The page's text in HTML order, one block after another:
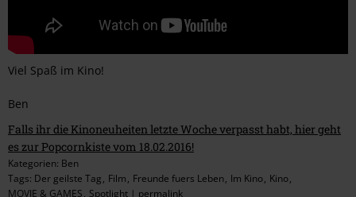
Viel Spaß im Kino!
Ben
Falls ihr die Kinoneuheiten letzte Woche verpasst habt, hier geht
es zur Popcornkiste vom 18.02.2016!
Kategorien: Ben
Tags: Der geilste Tag Film Freunde fuers Leben Im Kino Kino
MOVIE & GAMES Spotlight | permalink